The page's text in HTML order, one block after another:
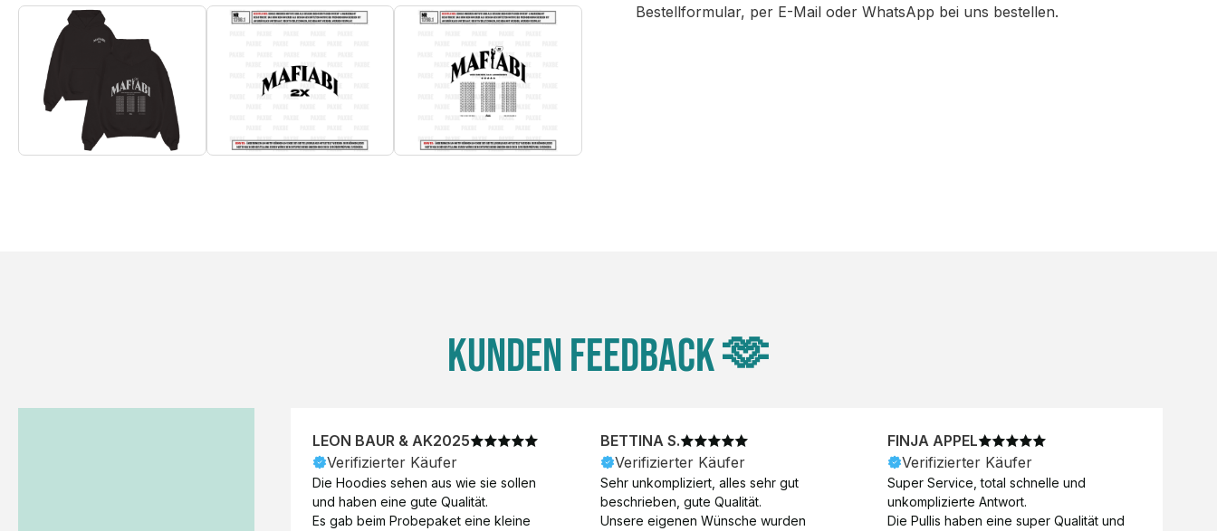
Bestellformular, per E-Mail oder WhatsApp bei uns bestellen.
Kunden Feedback 🫶
LEON BAUR & AK2025
Verifizierter Käufer
Die Hoodies sehen aus wie sie sollen
und haben eine gute Qualität.
Es gab beim Probepaket eine kleine
BETTINA S.
Verifizierter Käufer
Sehr unkompliziert, alles sehr gut
beschrieben, gute Qualität.
Unsere eigenen Wünsche wurden
FINJA APPEL
Verifizierter Käufer
Super Service, total schnelle und
unkomplizierte Antwort.
Die Pullis haben eine super Qualität und